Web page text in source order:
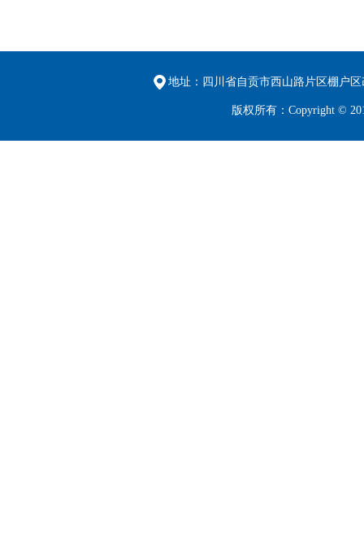
地址：四川省自贡市西山路片区棚户
版权所有：Copyright ©